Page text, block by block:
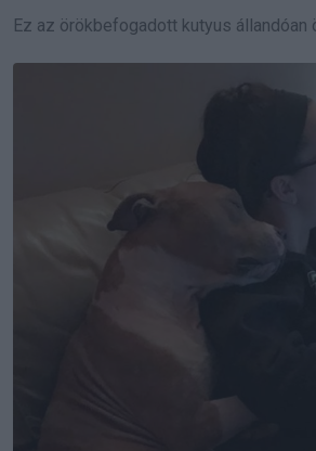
Ez az örökbefogadott kutyus állandóan